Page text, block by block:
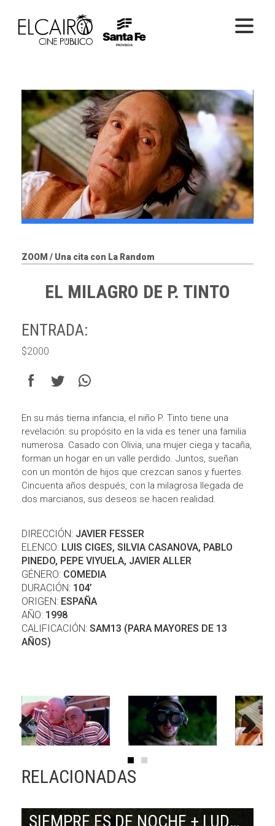
PELÍCULAS EN SALA
CICLOS
EL CINE
ZOOM / Una cita con La Random
EL MILAGRO DE P. TINTO
ENTRADA:
$2000
En su más tierna infancia, el niño P. Tinto tiene una
revelación: su propósito en la vida es tener una familia
numerosa. Casado con Olivia, una mujer ciega y tacaña,
forman un hogar en un valle perdido. Juntos, sueñan
con un montón de hijos que crezcan sanos y fuertes.
Cincuenta años después, con la milagrosa llegada de
dos marcianos, sus deseos se hacen realidad.
DIRECCIÓN: JAVIER FESSER
ELENCO: LUIS CIGES, SILVIA CASANOVA, PABLO
PINEDO, PEPE VIYUELA, JAVIER ALLER
GÉNERO: COMEDIA
DURACIÓN: 104’
ORIGEN: ESPAÑA
AÑO: 1998
CALIFICACIÓN: SAM13 (PARA MAYORES DE 13
AÑOS)
RELACIONADAS
SIEMPRE ES DE NOCHE + LUDMILA EN CUBA